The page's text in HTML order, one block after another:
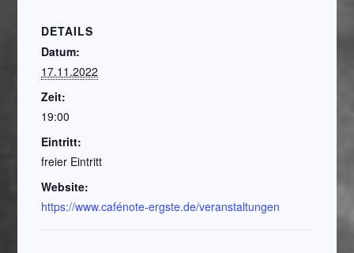
DETAILS
Datum:
17.11.2022
Zeit:
19:00
Eintritt:
freier Eintritt
Website:
https://www.cafénote-ergste.de/veranstaltungen